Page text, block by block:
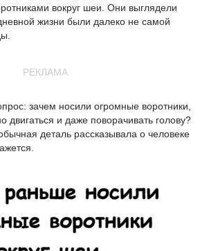
вокруг шеи. Они выглядели
жизни были далеко не самой
РЕКЛАМА
зачем носили огромные воротники,
двигаться и даже поворачивать голову?
деталь рассказывала о человеке